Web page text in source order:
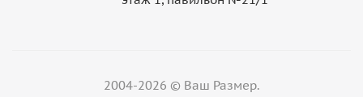
2004-2026 © Ваш Размер.